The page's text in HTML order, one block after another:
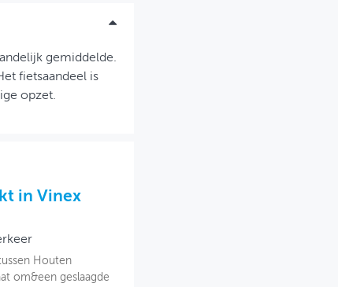
gemiddelde.
fietsaandeel is
opzet.
in Vinex
Houten
om&een geslaagde